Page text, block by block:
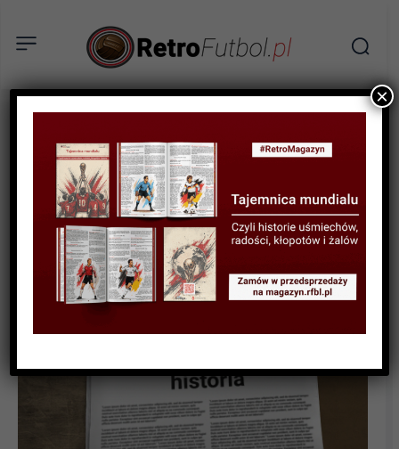
SPORTOWA HISTORIA
Kameruńskich bramkarzy
trudne przypadki
×